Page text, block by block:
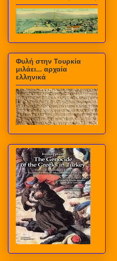
Φυλή στην Τουρκία
μιλάει... αρχαία
ελληνικά